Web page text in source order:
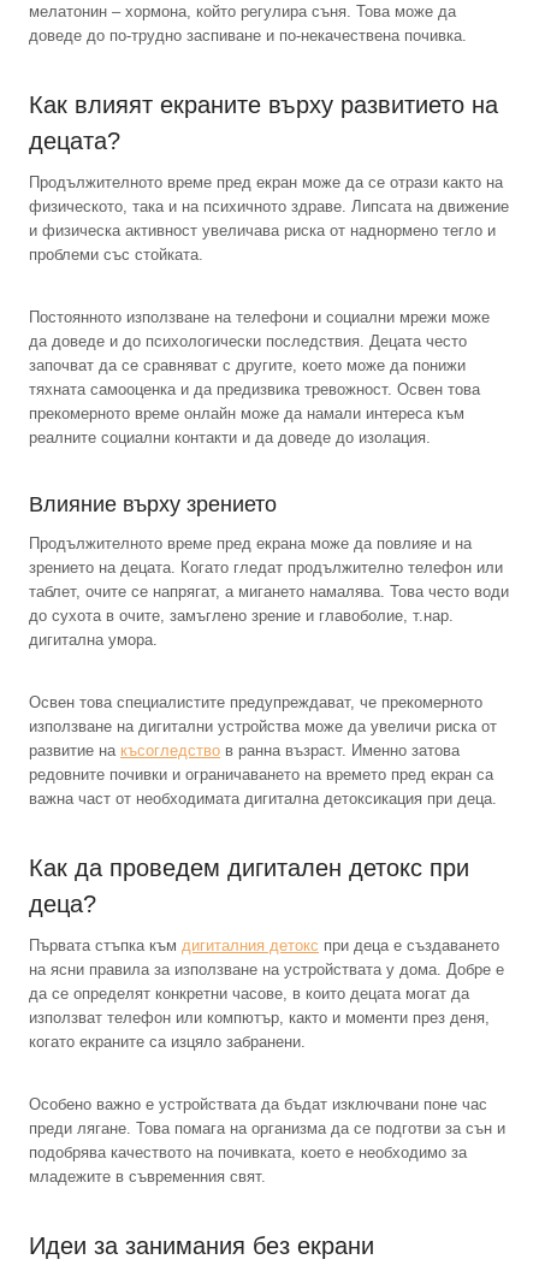
мелатонин – хормона, който регулира съня. Това може да
доведе до по-трудно заспиване и по-некачествена почивка.
Как влияят екраните върху развитието на
децата?
Продължителното време пред екран може да се отрази както на
физическото, така и на психичното здраве. Липсата на движение
и физическа активност увеличава риска от наднормено тегло и
проблеми със стойката.
Постоянното използване на телефони и социални мрежи може
да доведе и до психологически последствия. Децата често
започват да се сравняват с другите, което може да понижи
тяхната самооценка и да предизвика тревожност. Освен това
прекомерното време онлайн може да намали интереса към
реалните социални контакти и да доведе до изолация.
Влияние върху зрението
Продължителното време пред екрана може да повлияе и на
зрението на децата. Когато гледат продължително телефон или
таблет, очите се напрягат, а мигането намалява. Това често води
до сухота в очите, замъглено зрение и главоболие, т.нар.
дигитална умора.
Освен това специалистите предупреждават, че прекомерното
използване на дигитални устройства може да увеличи риска от
развитие на късогледство в ранна възраст. Именно затова
редовните почивки и ограничаването на времето пред екран са
важна част от необходимата дигитална детоксикация при деца.
Как да проведем дигитален детокс при
деца?
Първата стъпка към дигиталния детокс при деца е създаването
на ясни правила за използване на устройствата у дома. Добре е
да се определят конкретни часове, в които децата могат да
използват телефон или компютър, както и моменти през деня,
когато екраните са изцяло забранени.
Особено важно е устройствата да бъдат изключвани поне час
преди лягане. Това помага на организма да се подготви за сън и
подобрява качеството на почивката, което е необходимо за
младежите в съвременния свят.
Идеи за занимания без екрани